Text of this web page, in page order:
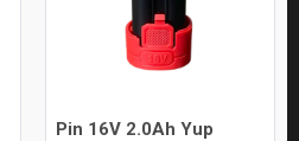
Pin 16V 2.0Ah Yup